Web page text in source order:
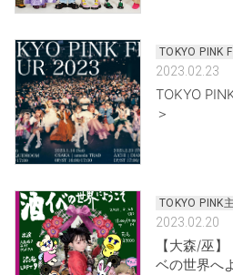
TOKYO PINK
2023.02.23
TOKYO
＞
TOKYO PINK
2023.02.20
【大森/巫
ベの世界へ